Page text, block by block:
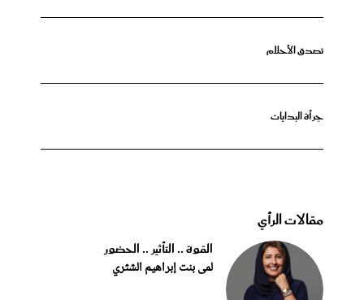
تصدق الأحلام
جرأة البدايات
مقالات الرأي
القوة .. التأثير .. الحضور
لمى بنت إبراهيم الشثري